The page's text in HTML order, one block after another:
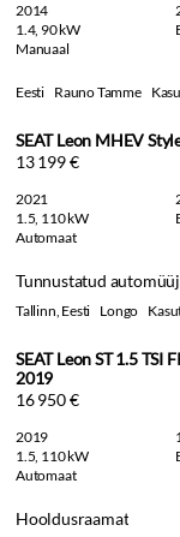
2014
1.4, 90 kW
Manuaal
Eesti Rauno Tamme
SEAT Leon MHEV
13 199 €
2021
1.5, 110 kW
Automaat
Tunnustatud
Tallinn, Eesti Longo
SEAT Leon ST 1.5 TSI
2019
16 950 €
2019
1.5, 110 kW
Automaat
Hooldusraamat